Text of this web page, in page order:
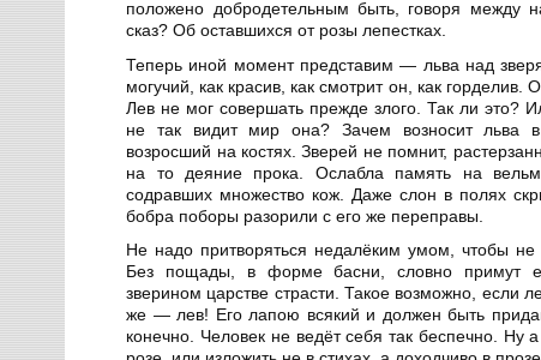
положено добродетельным быть, говоря
сказ? Об оставшихся от розы лепестках.
Теперь иной момент представим — льва над
могучий, как красив, как смотрит он, как
Лев не мог совершать прежде злого. Так ли это?
не так видит мир она? Зачем возносит льва
возросший на костях. Зверей не помнит,
на то деяние прока. Ослабла память на
содравших множество кож. Даже слон в полях
бобра поборы разорили с его же переправы.
Не надо притворяться недалёким умом, чтобы
Без пощады, в форме басни, словно примут
зверином царстве страсти. Такое возможно, если
же — лев! Его лапою всякий и должен быть
конечно. Человек не ведёт себя так беспечно. Ну